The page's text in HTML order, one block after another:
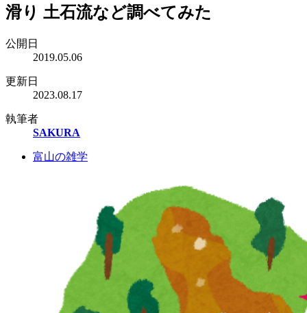
滑り 土石流など調べてみた
公開日
2019.05.06
更新日
2023.08.17
執筆者
SAKURA
富山の雑学